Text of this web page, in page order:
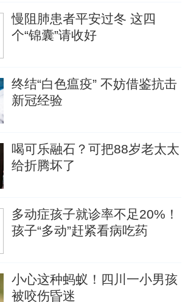
慢阻肺患者平安过冬 这四
个“锦囊”请收好
终结“白色瘟疫” 不妨借鉴抗击
新冠经验
喝可乐融石？可把88岁老太太
给折腾坏了
多动症孩子就诊率不足20%！
孩子“多动”赶紧看病吃药
小心这种蚂蚁！四川一小男孩
被咬伤昏迷